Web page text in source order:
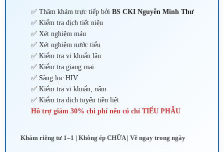
✅ Thăm khám trực tiếp bởi BS CKI Nguyễn Minh Thư
✅ Kiểm tra dịch tiết niệu
✅ Xét nghiệm máu
✅ Xét nghiệm nước tiểu
✅ Kiểm tra vi khuẩn lậu
✅ Kiểm tra giang mai
✅ Sàng lọc HIV
✅ Kiểm tra vi khuẩn, nấm
✅ Kiểm tra dịch tuyến tiền liệt
Hỗ trợ giảm 30% chi phínếu có chỉ TIỂU PHẪU
Khám riêng tư 1–1 | Không ép CHỮA | Về ngay trong ngày